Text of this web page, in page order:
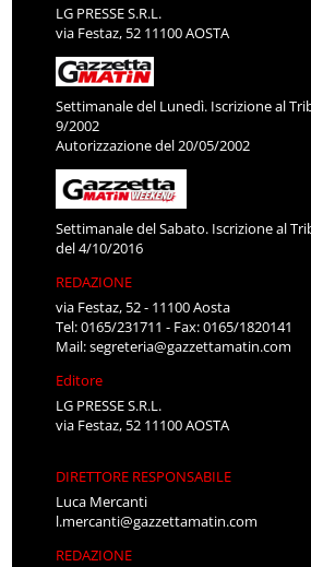
LG PRESSE S.R.L.
via Festaz, 52 11100 AOSTA
Settimanale del Lunedì. Iscrizione al
9/2002
Autorizzazione del 20/05/2002
Settimanale del Sabato. Iscrizione al
del 4/10/2016
REDAZIONE
via Festaz, 52 - 11100 Aosta
Tel: 0165/231711 - Fax: 0165/1820141
Mail:segreteria@gazzettamatin.com
Editore
LG PRESSE S.R.L.
via Festaz, 52 11100 AOSTA
DIRETTORE RESPONSABILE
Luca Mercanti
l.mercanti@gazzettamatin.com
REDAZIONE